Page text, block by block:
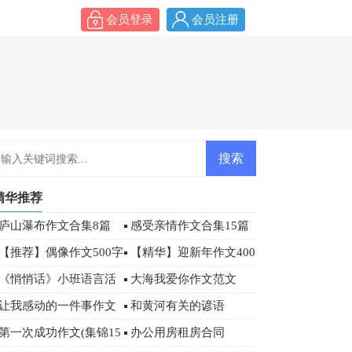
会员登录 会员注册
华推荐
山瀑布作文合集8篇 感受亲情作文合集15篇
推荐】偶像作文500字
集八篇
【精华】迎新年作文400
字9篇
悄悄话》小班语言活
教案
大海我爱你作文范文
我感动的一件事作文
字
和黄河有关的谚语
一次成功作文(集锦15 办公用房租房合同